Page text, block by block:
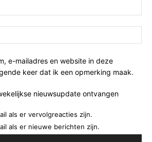
e-mailadres en website in deze
keer dat ik een opmerking maak.
nieuwsupdate ontvangen
als er vervolgreacties zijn.
als er nieuwe berichten zijn.